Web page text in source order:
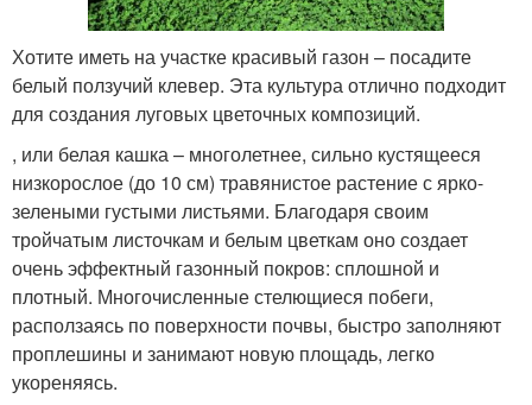
Хотите иметь на участке красивый газон – посадите
белый ползучий клевер. Эта культура отлично подходит
для создания луговых цветочных композиций.
, или белая кашка – многолетнее, сильно кустящееся
низкорослое (до 10 см) травянистое растение с ярко-
зелеными густыми листьями. Благодаря своим
тройчатым листочкам и белым цветкам оно создает
очень эффектный газонный покров: сплошной и
плотный. Многочисленные стелющиеся побеги,
расползаясь по поверхности почвы, быстро заполняют
проплешины и занимают новую площадь, легко
укореняясь.